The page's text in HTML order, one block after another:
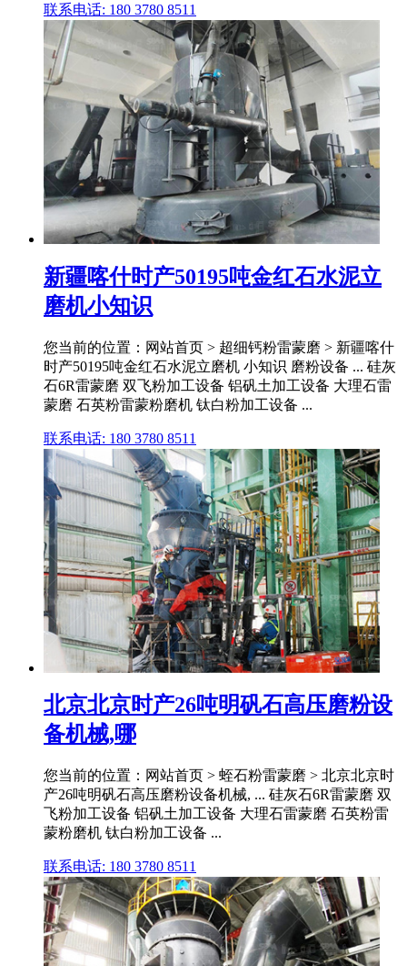
联系电话: 180 3780 8511
新疆喀什时产50195吨金红石水泥立
磨机小知识
您当前的位置：网站首页 > 超细钙粉雷蒙磨 > 新疆喀什
时产50195吨金红石水泥立磨机 小知识 磨粉设备 ... 硅灰
石6R雷蒙磨 双飞粉加工设备 铝矾土加工设备 大理石雷
蒙磨 石英粉雷蒙粉磨机 钛白粉加工设备 ...
联系电话: 180 3780 8511
北京北京时产26吨明矾石高压磨粉设
备机械,哪
您当前的位置：网站首页 > 蛭石粉雷蒙磨 > 北京北京时
产26吨明矾石高压磨粉设备机械, ... 硅灰石6R雷蒙磨 双
飞粉加工设备 铝矾土加工设备 大理石雷蒙磨 石英粉雷
蒙粉磨机 钛白粉加工设备 ...
联系电话: 180 3780 8511